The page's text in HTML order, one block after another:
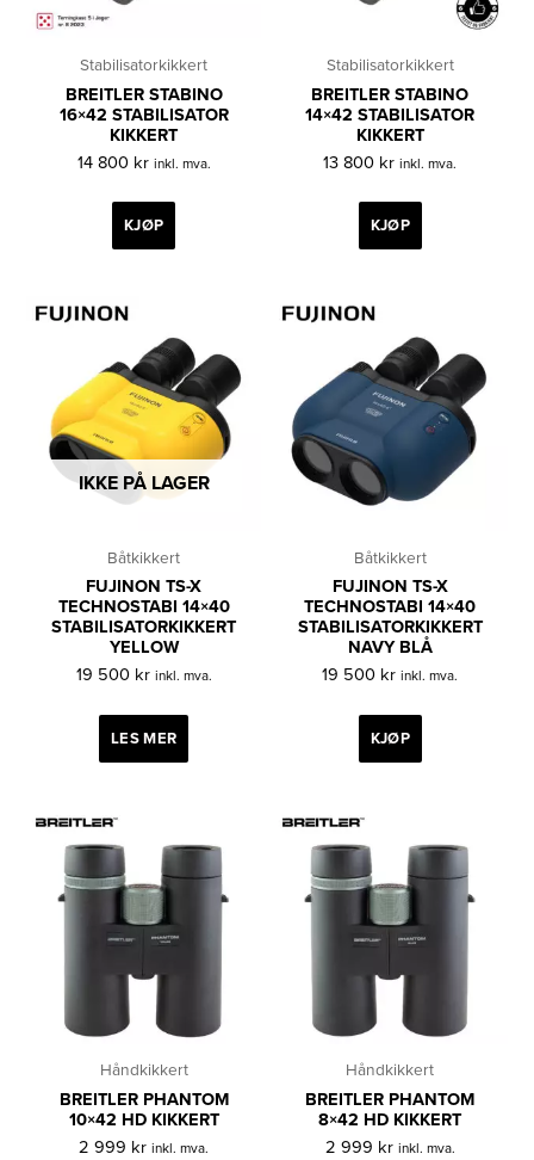
Stabilisatorkikkert
BREITLER STABINO
16×42 STABILISATOR
KIKKERT
14 800 kr inkl. mva.
KJØP
Stabilisatorkikkert
BREITLER STABINO
14×42 STABILISATOR
KIKKERT
13 800 kr inkl. mva.
KJØP
IKKE PÅ LAGER
Båtkikkert
FUJINON TS-X
TECHNOSTABI 14×40
STABILISATORKIKKERT
YELLOW
19 500 kr inkl. mva.
LES MER
Båtkikkert
FUJINON TS-X
TECHNOSTABI 14×40
STABILISATORKIKKERT
NAVY BLÅ
19 500 kr inkl. mva.
KJØP
Håndkikkert
BREITLER PHANTOM
10×42 HD KIKKERT
2 999 kr inkl. mva.
Håndkikkert
BREITLER PHANTOM
8×42 HD KIKKERT
2 999 kr inkl. mva.